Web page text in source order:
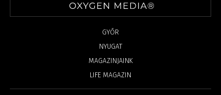
GYŐR
NYUGAT
MAGAZINJAINK
LIFE MAGAZIN